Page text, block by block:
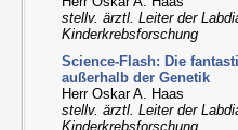
stellv. ärztl. Leiter der
Kinderkrebsforschung
Science-Flash: Die
außerhalb der Genetik
Herr Oskar A. Haas
stellv. ärztl. Leiter der
Kinderkrebsforschung